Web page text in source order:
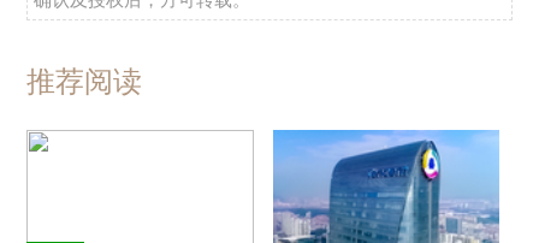
推荐阅读